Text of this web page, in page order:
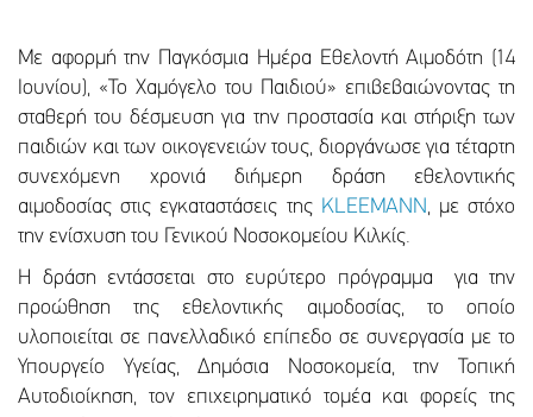
Με αφορμή την Παγκόσμια Ημέρα Εθελοντή Αιμοδότη (14
Ιουνίου), «Το Χαμόγελο του Παιδιού» επιβεβαιώνοντας τη
σταθερή του δέσμευση για την προστασία και στήριξη των
παιδιών και των οικογενειών τους, διοργάνωσε για τέταρτη
συνεχόμενη χρονιά διήμερη δράση εθελοντικής
αιμοδοσίας στις εγκαταστάσεις της KLEEMANN, με στόχο
την ενίσχυση του Γενικού Νοσοκομείου Κιλκίς.
Η δράση εντάσσεται στο ευρύτερο πρόγραμμα για την
προώθηση της εθελοντικής αιμοδοσίας, το οποίο
υλοποιείται σε πανελλαδικό επίπεδο σε συνεργασία με το
Υπουργείο Υγείας, Δημόσια Νοσοκομεία, την Τοπική
Αυτοδιοίκηση, τον επιχειρηματικό τομέα και φορείς της